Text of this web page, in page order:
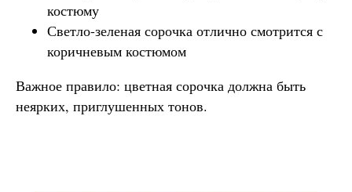
костюму
Светло-зеленая сорочка отлично смотрится с
коричневым костюмом
Важное правило: цветная сорочка должна быть
неярких, приглушенных тонов.